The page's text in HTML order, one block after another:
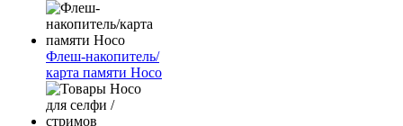
Флеш-накопитель/
карта памяти Hoco